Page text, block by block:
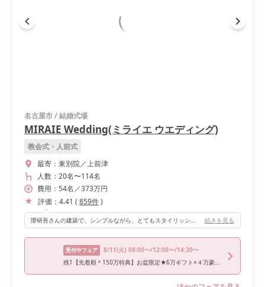
名古屋市/結婚式場
MIRAIE Wedding(ミライエ ウエディング)
教会式・人前式
最寄： 東別院／上前津
人数： 20名〜114名
費用： 54名 ／373万円
評価： 4.41 ( 859件)
隈研吾さんの建築で、シンプルながら、とてもスタイリッシュな会場で、どんな装飾ともピッタリです！ 本当に自分好みの会場にすることができます！ 続きを見る
受付中フェア 8/11(火) 09:00〜/12:00〜/14:30〜
残1【先着順＊150万特典】お盆限定★6万ギフト×４万豪華試食付